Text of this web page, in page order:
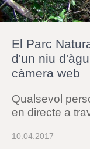
El Parc
d'un niu
càmera web
Qualsevol
en directe a
10.04.2017